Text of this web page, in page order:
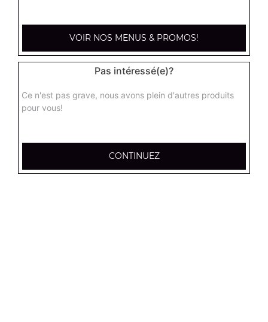
13.00€
Base sauce tomate, boeuf, jambon, poulet, merguez
supreme sucuk médium
Base sauce tomate, oignons, poivrons, champignons,
VOIR NOS MENUS & PROMOS!
Pas intéressé(e)?
Ce n'est pas grave, nous avons plein d'autres produits
pour vous!
CONTINUEZ